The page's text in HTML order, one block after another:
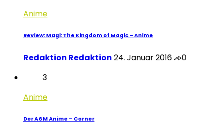
Anime
Review: Magi: The Kingdom of Magic – Anime
Redaktion Redaktion 24. Januar 2016
0
3
Anime
Der AGM Anime – Corner